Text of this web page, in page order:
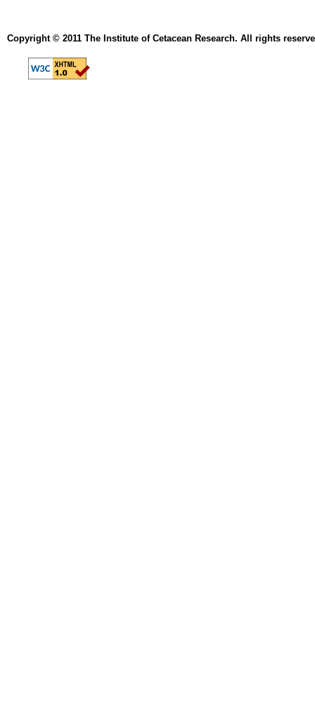
Copyright © 2011 The Institute of Cetacean Research. All rights